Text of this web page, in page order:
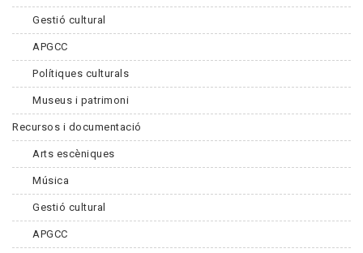
Gestió cultural
APGCC
Polítiques culturals
Museus i patrimoni
Recursos i documentació
Arts escèniques
Música
Gestió cultural
APGCC